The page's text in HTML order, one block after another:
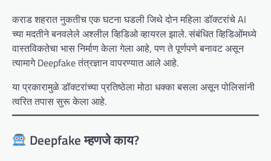
कराड शहरात नुकतीच एक घटना घडली जिथे दोन महिला डॉक्टरांचे AI
च्या मदतीने बनवलेले अश्लील व्हिडिओ व्हायरल झाले. संबंधित व्हिडिओंमध्ये
वास्तविकतेचा भास निर्माण केला गेला आहे, पण ते पूर्णपणे बनावट असून
त्यामागे Deepfake तंत्रज्ञान वापरण्यात आले आहे.
या प्रकारामुळे डॉक्टरांच्या प्रतिष्ठेला मोठा धक्का बसला असून पोलिसांनी
त्वरित तपास सुरू केला आहे.
Deepfake म्हणजे काय?